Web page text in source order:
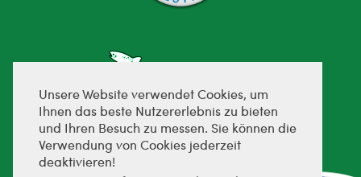
Unsere Website verwendet Cookies, um
Ihnen das beste Nutzererlebnis zu bieten
und Ihren Besuch zu messen. Sie können die
Verwendung von Cookies jederzeit
deaktivieren!
fejlesztette: